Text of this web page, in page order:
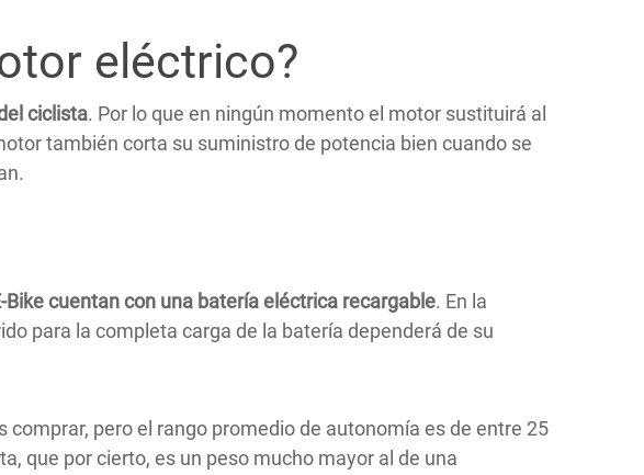
eléctrico?
ciclista. Por lo que en ningún momento el motor sustituirá al
también corta su suministro de potencia bien cuando se
Bike cuentan con una batería eléctrica recargable. En la
para la completa carga de la batería dependerá de su
pero el rango promedio de autonomía es de entre 25
que por cierto, es un peso mucho mayor al de una